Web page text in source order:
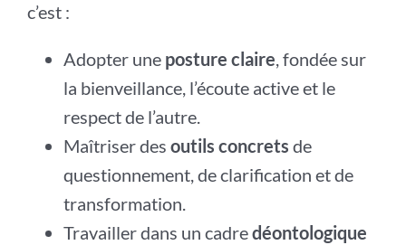
c’est :
Adopter une posture claire, fondée sur
la bienveillance, l’écoute active et le
respect de l’autre.
Maîtriser des outils concrets de
questionnement, de clarification et de
transformation.
Travailler dans un cadredéontologique